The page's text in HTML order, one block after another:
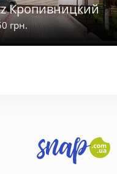
Кропивницкий
грн.